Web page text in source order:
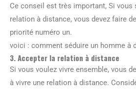
Ce conseil est très important, Si vous
relation à distance, vous devez faire
priorité numéro un.
voici : comment séduire un homme à
3. Accepter la relation à distance
Si vous voulez vivre ensemble, vous
à vivre une relation à distance.